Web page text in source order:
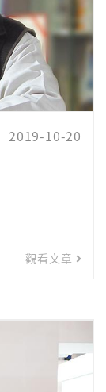
2019-10-20
觀看文章